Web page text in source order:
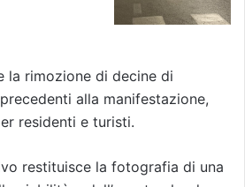
la rimozione di decine di
alla manifestazione,
residenti e turisti.
restituisce la fotografia di una